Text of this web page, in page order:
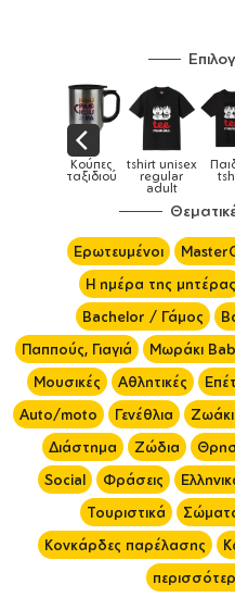
Κούπες
ταξιδιού
tshirt unisex
regular
adult
tshirt
Ερωτευμένοι
Η ημέρα της μητέρας
Bachelor / Γάμος
Παππούς, Γιαγιά
Μωράκι
Μουσικές
Αθλητικές
Auto/moto
Γενέθλια
Διάστημα
Ζώδια
Social
Φράσεις
Τουριστικά
Κονκάρδες παρέλασης